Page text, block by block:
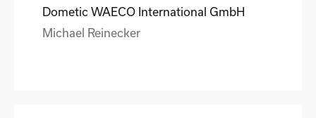
Dometic WAECO International GmbH
Michael Reinecker